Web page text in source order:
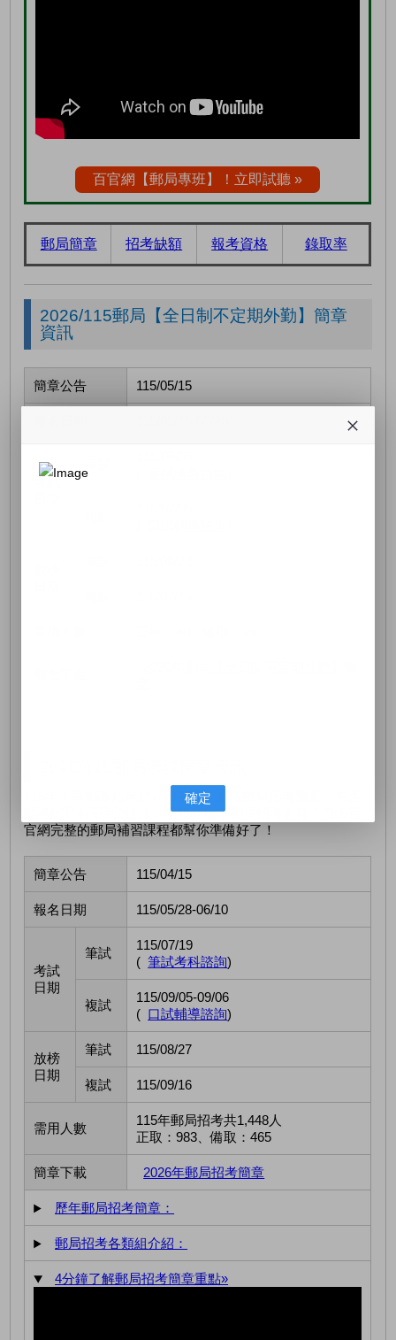
百官網【郵局專班】！立即試聽 »
郵局簡章 招考缺額 報考資格 錄取率
2026/115郵局【全日制不定期外勤】簡章
資訊
簡章公告 115/05/15
考試
115年中華郵政招考於7/19筆試，通常郵局招考簡章公告距
離考試只有不到2個月，想順利搶下郵局招考名額？TKB百
官網完整的郵局補習課程都幫你準備好了！
簡章公告 115/04/15
報名日期 115/05/28-06/10
考試
日期
筆試
115/07/19
( 筆試考科諮詢)
複試
115/09/05-09/06
( 口試輔導諮詢)
放榜
日期
筆試 115/08/27
複試 115/09/16
需用人數
115年郵局招考共1,448人
正取：983、備取：465
簡章下載 2026年郵局招考簡章
歷年郵局招考簡章：
郵局招考各類組介紹：
4分鐘了解郵局招考簡章重點»
確定